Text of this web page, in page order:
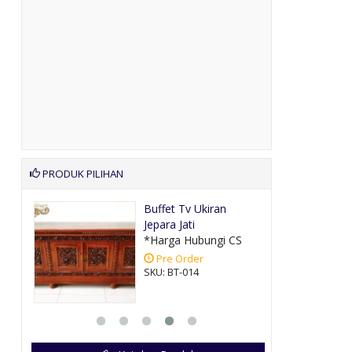
PRODUK PILIHAN
Buffet Tv Ukiran
Jepara Jati
*Harga Hubungi CS
Pre Order
SKU: BT-014